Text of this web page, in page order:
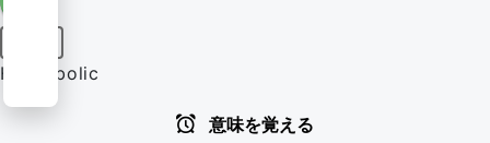
Hyperbolic
意味を覚える